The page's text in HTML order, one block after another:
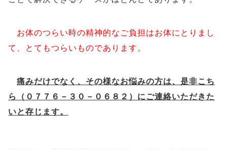
お体のつらい時の精神的なご負担はお体にとりまし
て、とてもつらいものであります。
痛みだけでなく、その様なお悩みの方は、是非こち
ら（０７７６－３０－０６８２）にご連絡いただきた
いと存じます。